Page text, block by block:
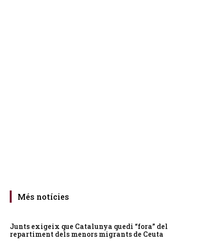
Més notícies
Junts exigeix que Catalunya quedi “fora” del
repartiment dels menors migrants de Ceuta